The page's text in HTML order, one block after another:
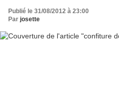
Publié le 31/08/2012 à 23:00
Par josette